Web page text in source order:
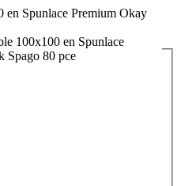
en Spunlace Premium Okay
Spago 80 pce